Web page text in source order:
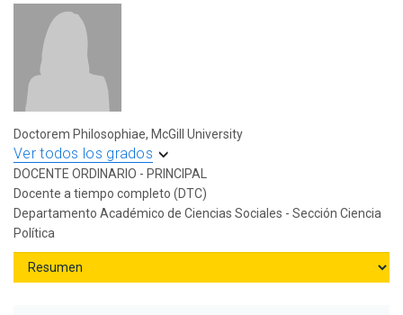
Doctorem Philosophiae, McGill University
Ver todos los grados
DOCENTE ORDINARIO - PRINCIPAL
Docente a tiempo completo (DTC)
Departamento Académico de Ciencias Sociales - Sección Ciencia
Política